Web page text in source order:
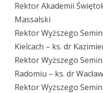
Rektor Akademii
Massalski
Rektor Wyższego
Kielcach – ks. dr
Rektor Wyższego
Radomiu – ks. dr
Rektor Wyższego